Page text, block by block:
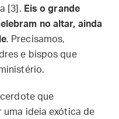
[3]. Eis o grande
no altar, ainda
. Precisamos,
e bispos que
que
ideia exótica de